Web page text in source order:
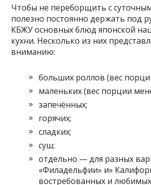
Чтобы не переборщить с
полезно постоянно держать под
КБЖУ основных блюд японской
кухни. Несколько из них
вниманию:
больших роллов (вес
маленьких (вес порции
запечённых;
горячих;
сладких;
суш;
отдельно — для разных
«Филадельфии» и»
востребованных и